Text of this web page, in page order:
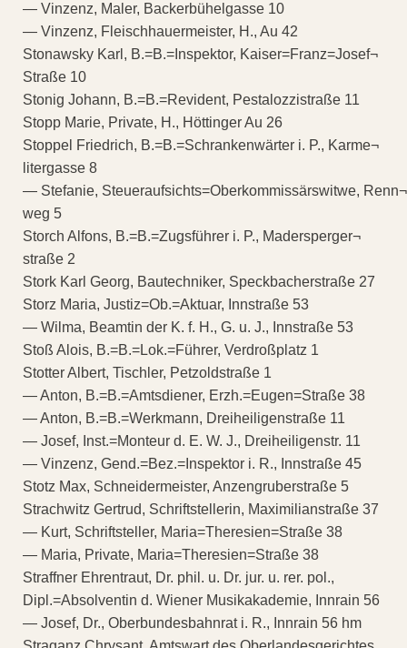
— Vinzenz, Maler, Backerbühelgasse 10
— Vinzenz, Fleischhauermeister, H., Au 42
Stonawsky Karl, B.=B.=Inspektor, Kaiser=Franz=Josef¬
Straße 10
Stonig Johann, B.=B.=Revident, Pestalozzistraße 11
Stopp Marie, Private, H., Höttinger Au 26
Stoppel Friedrich, B.=B.=Schrankenwärter i. P., Karme¬
litergasse 8
— Stefanie, Steueraufsichts=Oberkommissärswitwe, Renn¬
weg 5
Storch Alfons, B.=B.=Zugsführer i. P., Madersperger¬
straße 2
Stork Karl Georg, Bautechniker, Speckbacherstraße 27
Storz Maria, Justiz=Ob.=Aktuar, Innstraße 53
— Wilma, Beamtin der K. f. H., G. u. J., Innstraße 53
Stoß Alois, B.=B.=Lok.=Führer, Verdroßplatz 1
Stotter Albert, Tischler, Petzoldstraße 1
— Anton, B.=B.=Amtsdiener, Erzh.=Eugen=Straße 38
— Anton, B.=B.=Werkmann, Dreiheiligenstraße 11
— Josef, Inst.=Monteur d. E. W. J., Dreiheiligenstr. 11
— Vinzenz, Gend.=Bez.=Inspektor i. R., Innstraße 45
Stotz Max, Schneidermeister, Anzengruberstraße 5
Strachwitz Gertrud, Schriftstellerin, Maximilianstraße 37
— Kurt, Schriftsteller, Maria=Theresien=Straße 38
— Maria, Private, Maria=Theresien=Straße 38
Straffner Ehrentraut, Dr. phil. u. Dr. jur. u. rer. pol.,
Dipl.=Absolventin d. Wiener Musikakademie, Innrain 56
— Josef, Dr., Oberbundesbahnrat i. R., Innrain 56 hm